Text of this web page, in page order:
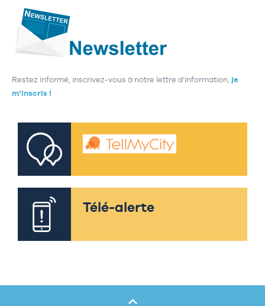
Restez informé, inscrivez-vous à notre lettre d’information, je
m’inscris !
Télé-alerte